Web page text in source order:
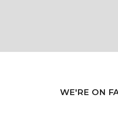
WE'RE ON